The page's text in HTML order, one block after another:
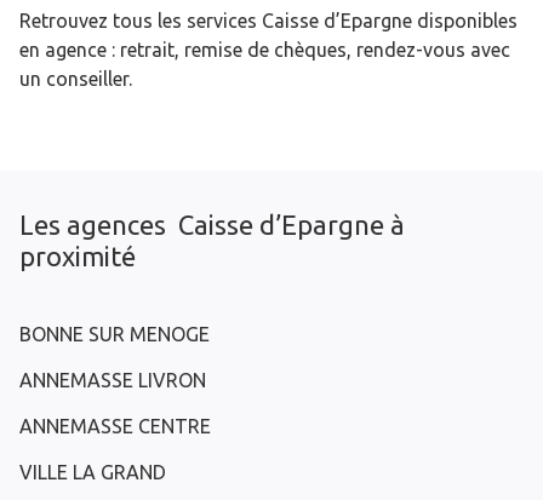
Retrouvez tous les services Caisse d’Epargne disponibles
en agence : retrait, remise de chèques, rendez-vous avec
un conseiller.
Les agences Caisse d’Epargne à
proximité
BONNE SUR MENOGE
ANNEMASSE LIVRON
ANNEMASSE CENTRE
VILLE LA GRAND